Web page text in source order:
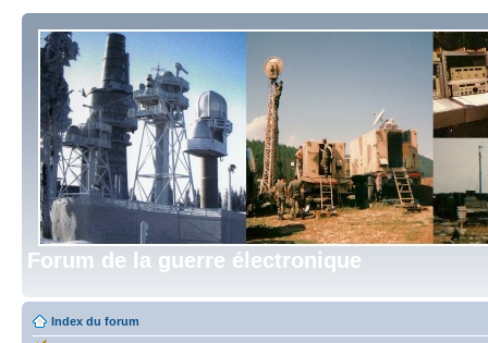
Forum de la guerre électronique
Index du forum